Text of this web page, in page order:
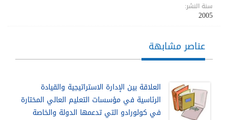
سنة النشر:
2005
عناصر مشابهة
العلاقة بين الإدارة الاستراتيجية والقيادة
الرئاسية في مؤسسات التعليم العالي المختارة
في كولورادو التي تدعمها الدولة والخاصة